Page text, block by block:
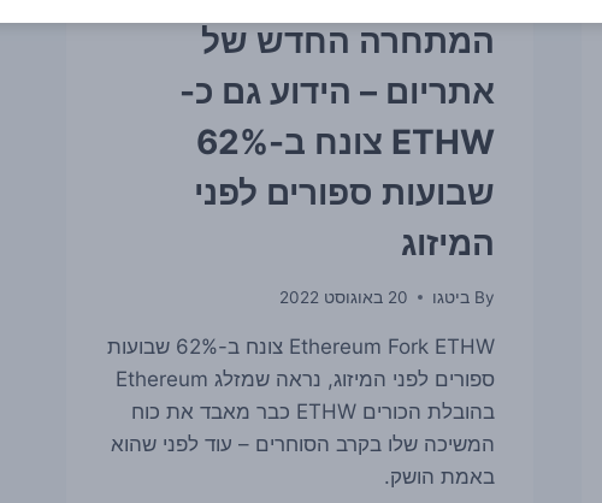
המתחרה החדש של
אתריום – הידוע גם כ-
ETHW צונח ב-62%
שבועות ספורים לפני
המיזוג
By ביטגו 20 באוגוסט 2022
Ethereum Fork ETHW צונח ב-62% שבועות
ספורים לפני המיזוג, נראה שמזלג Ethereum
בהובלת הכורים ETHW כבר מאבד את כוח
המשיכה שלו בקרב הסוחרים – עוד לפני שהוא
באמת הושק.